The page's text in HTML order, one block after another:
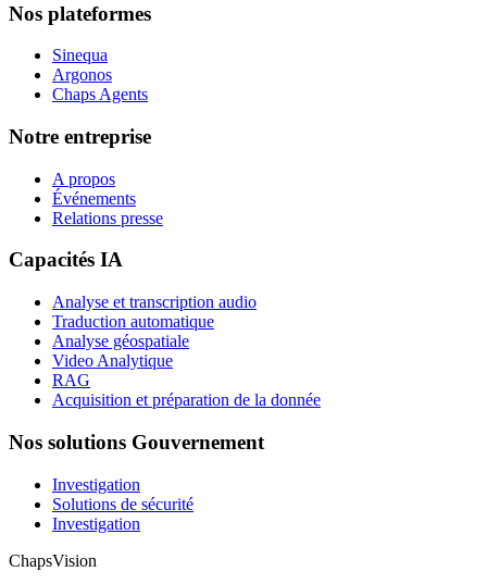
Nos plateformes
Sinequa
Argonos
Chaps Agents
Notre entreprise
A propos
Événements
Relations presse
Capacités IA
Analyse et transcription audio
Traduction automatique
Analyse géospatiale
Video Analytique
RAG
Acquisition et préparation de la donnée
Nos solutions Gouvernement
Investigation
Solutions de sécurité
Investigation
ChapsVision